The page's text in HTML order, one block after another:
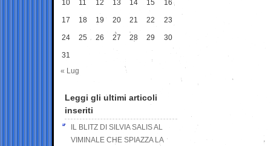
10 11 12 13 14 15 16
17 18 19 20 21 22 23
24 25 26 27 28 29 30
31
« Lug
Leggi gli ultimi articoli
inseriti
IL BLITZ DI SILVIA SALIS AL
VIMINALE CHE SPIAZZA LA